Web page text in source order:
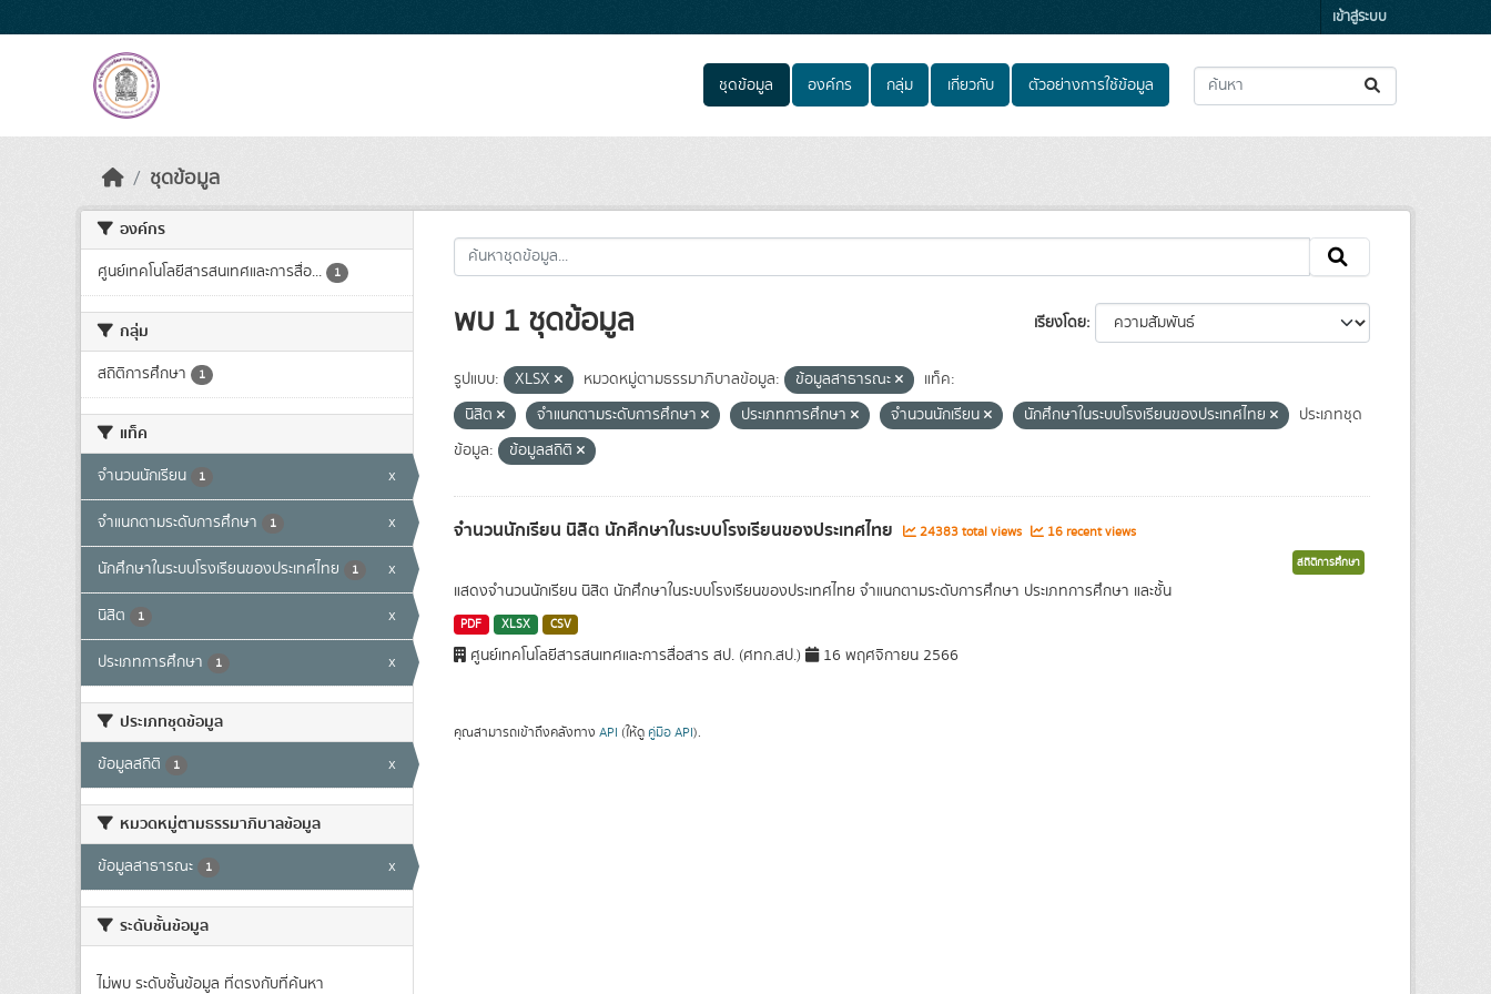
เข้าสู่ระบบ
ชุดข้อมูล องค์กร กลุ่ม เกี่ยวกับ ตัวอย่างการใช้ข้อมูล
ชุดข้อมูล
องค์กร
ศูนย์เทคโนโลยีสารสนเทศและการสื่อ... 1
กลุ่ม
สถิติการศึกษา 1
แท็ค
จำนวนนักเรียน 1 x
จำแนกตามระดับการศึกษา 1 x
นักศึกษาในระบบโรงเรียนของประเทศไทย 1 x
นิสิต 1 x
ประเภทการศึกษา 1 x
ประเภทชุดข้อมูล
ข้อมูลสถิติ 1 x
หมวดหมู่ตามธรรมาภิบาลข้อมูล
ข้อมูลสาธารณะ 1 x
ระดับชั้นข้อมูล
ไม่พบ ระดับชั้นข้อมูล ที่ตรงกับที่ค้นหา
เรียงโดย
พบ 1 ชุดข้อมูล
รูปแบบ: XLSX หมวดหมู่ตามธรรมาภิบาลข้อมูล: ข้อมูลสาธารณะ
แท็ค:
นิสิต
จำแนกตามระดับการศึกษา ประเภทการศึกษา จำนวนนักเรียน นักศึกษาในระบบโรงเรียนของประเทศไทย
ประเภทชุด
ข้อมูล:
ข้อมูลสถิติ
จำนวนนักเรียน นิสิต นักศึกษาในระบบโรงเรียนของประเทศไทย 24383 total views 16 recent views
สถิติการศึกษา
แสดงจำนวนนักเรียน นิสิต นักศึกษาในระบบโรงเรียนของประเทศไทย จำแนกตามระดับการศึกษา ประเภทการศึกษา และชั้น
PDF XLSX CSV
ศูนย์เทคโนโลยีสารสนเทศและการสื่อสาร สป. (ศทก.สป.) 16 พฤศจิกายน 2566
คุณสามารถเข้าถึงคลังทาง API (ให้ดู คู่มือ API).